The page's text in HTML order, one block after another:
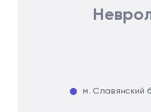
м. Славянский